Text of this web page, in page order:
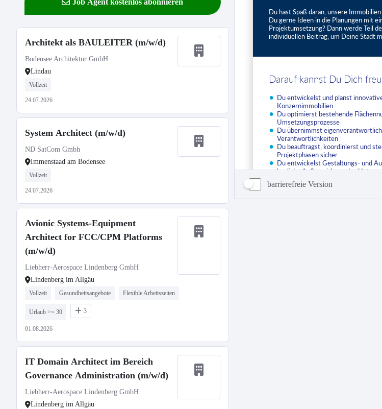
Job Agent kostenlos abonnieren
Architekt als BAULEITER (m/w/d)
Bodensee Architektur GmbH
Lindau
Vollzeit
24.07.2026
System Architect (m/w/d)
ND SatCom Gmbh
Immenstaad am Bodensee
Vollzeit
24.07.2026
Avionic Systems-Equipment
Architect for FCC/CPM Platforms
(m/w/d)
Liebherr-Aerospace Lindenberg GmbH
Lindenberg im Allgäu
Vollzeit Gesundheitsangebote Flexible Arbeitszeiten
Urlaub >= 30 3
01.08.2026
IT Domain Architect im Bereich
Governance Administration (m/w/d)
Liebherr-Aerospace Lindenberg GmbH
Lindenberg im Allgäu
barrierefreie Version